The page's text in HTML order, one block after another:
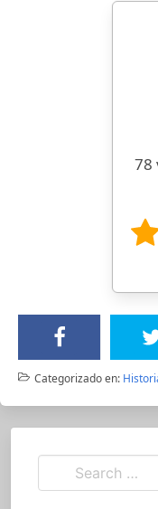
78
Categorizado en: